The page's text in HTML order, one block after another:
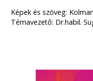
Képek és szöveg:
Témavezető: Dr.habil.